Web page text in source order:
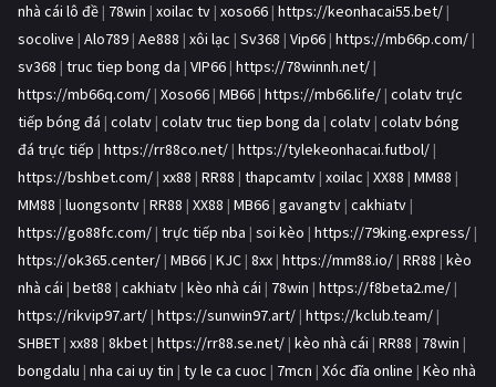
nhà cái lô đề | 78win | xoilac tv | xoso66 | https://keonhacai55.bet/ |
socolive | Alo789 | Ae888 | xôi lạc | Sv368 | Vip66 | https://mb66p.com/ |
sv368 | truc tiep bong da | VIP66 | https://78winnh.net/ |
https://mb66q.com/ | Xoso66 | MB66 | https://mb66.life/ | colatv trực
tiếp bóng đá | colatv | colatv truc tiep bong da | colatv | colatv bóng
đá trực tiếp | https://rr88co.net/ | https://tylekeonhacai.futbol/ |
https://bshbet.com/ | xx88 | RR88 | thapcamtv | xoilac | XX88 | MM88 |
MM88 | luongsontv | RR88 | XX88 | MB66 | gavangtv | cakhiatv |
https://go88fc.com/ | trực tiếp nba | soi kèo | https://79king.express/ |
https://ok365.center/ | MB66 | KJC | 8xx | https://mm88.io/ | RR88 | kèo
nhà cái | bet88 | cakhiatv | kèo nhà cái | 78win | https://f8beta2.me/ |
https://rikvip97.art/ | https://sunwin97.art/ | https://kclub.team/ |
SHBET | xx88 | 8kbet | https://rr88.se.net/ | kèo nhà cái | RR88 | 78win |
bongdalu | nha cai uy tin | ty le ca cuoc | 7mcn | Xóc đĩa online | Kèo nhà